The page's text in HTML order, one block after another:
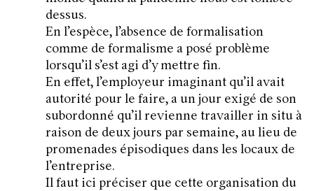
dessus.
En l’espèce, l’absence de formalisation
comme de formalisme a posé problème
lorsqu’il s’est agi d’y mettre fin.
En effet, l’employeur imaginant qu’il avait
autorité pour le faire, a un jour exigé de son
subordonné qu’il revienne travailler in situ à
raison de deux jours par semaine, au lieu de
promenades épisodiques dans les locaux de
l’entreprise.
Il faut ici préciser que cette organisation du